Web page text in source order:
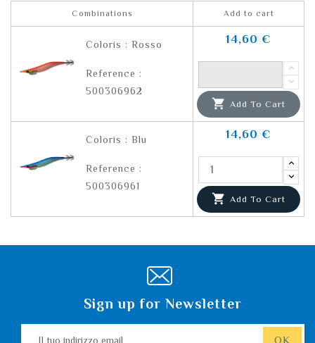
Combinations Add to cart
Coloris : Rosso
Reference :
500306962
14,60 €
 Add To Cart
Coloris : Blu
Reference :
500306961
14,60 €
 Add To Cart
Sign up for Newsletter